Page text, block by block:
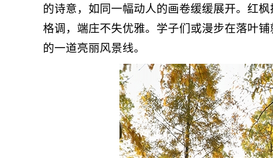
的诗意，如同一幅动人的画卷缓缓展开。红
格调，端庄不失优雅。学子们或漫步在落叶
的一道亮丽风景线。